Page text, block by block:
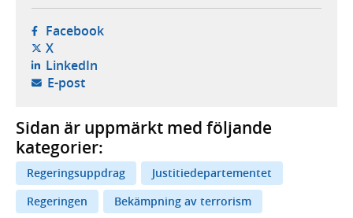
Facebook- öppnas i ny flik, extern webbplats,
X- öppnas i ny flik, extern webbplats,
LinkedIn- öppnas i ny flik, extern webbplats,
E-post- öppnar din e-postklient,
Sidan är uppmärkt med följande
kategorier:
Regeringsuppdrag
Justitiedepartementet
Regeringen
Bekämpning av terrorism